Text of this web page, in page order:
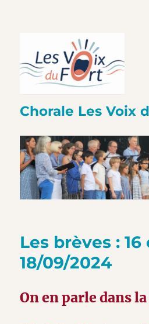
Chorale Les Voix
Les brèves : 16
18/09/2024
On en parle dans